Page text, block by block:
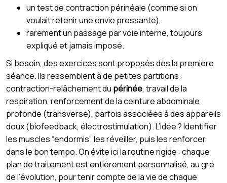
un test de contraction périnéale (comme si on
voulait retenir une envie pressante),
rarement un passage par voie interne, toujours
expliqué et jamais imposé.
Si besoin, des exercices sont proposés dès la première
séance. Ils ressemblent à de petites partitions :
contraction-relâchement du périnée, travail de la
respiration, renforcement de la ceinture abdominale
profonde (transverse), parfois associées à des appareils
doux (biofeedback, électrostimulation). L’idée ? Identifier
les muscles “endormis”, les réveiller, puis les renforcer
dans le bon tempo. On évite ici la routine rigide : chaque
plan de traitement est entièrement personnalisé, au gré
de l’évolution, pour tenir compte de la vie de chaque